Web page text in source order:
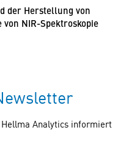
der Herstellung von
NIR-Spektroskopie
Analytics informiert